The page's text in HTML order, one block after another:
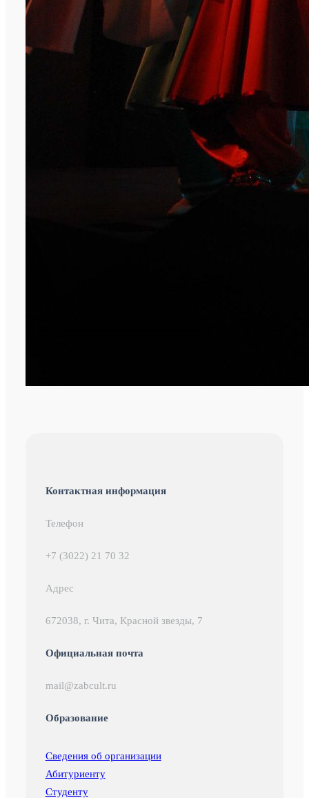
Контактная информация
Телефон
+7 (3022) 21 70 32
Адрес
672038, г. Чита, Красной звезды, 7
Официальная почта
mail@zabcult.ru
Образование
Сведения об организации
Абитуриенту
Студенту